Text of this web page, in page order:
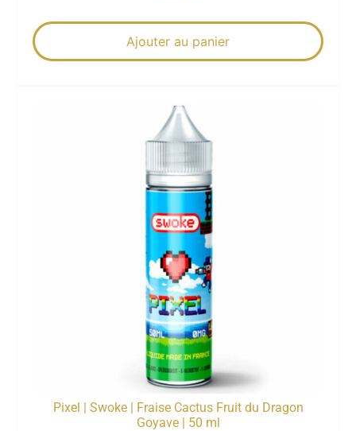
Ajouter au panier
Pixel | Swoke | Fraise Cactus Fruit du Dragon
Goyave | 50 ml